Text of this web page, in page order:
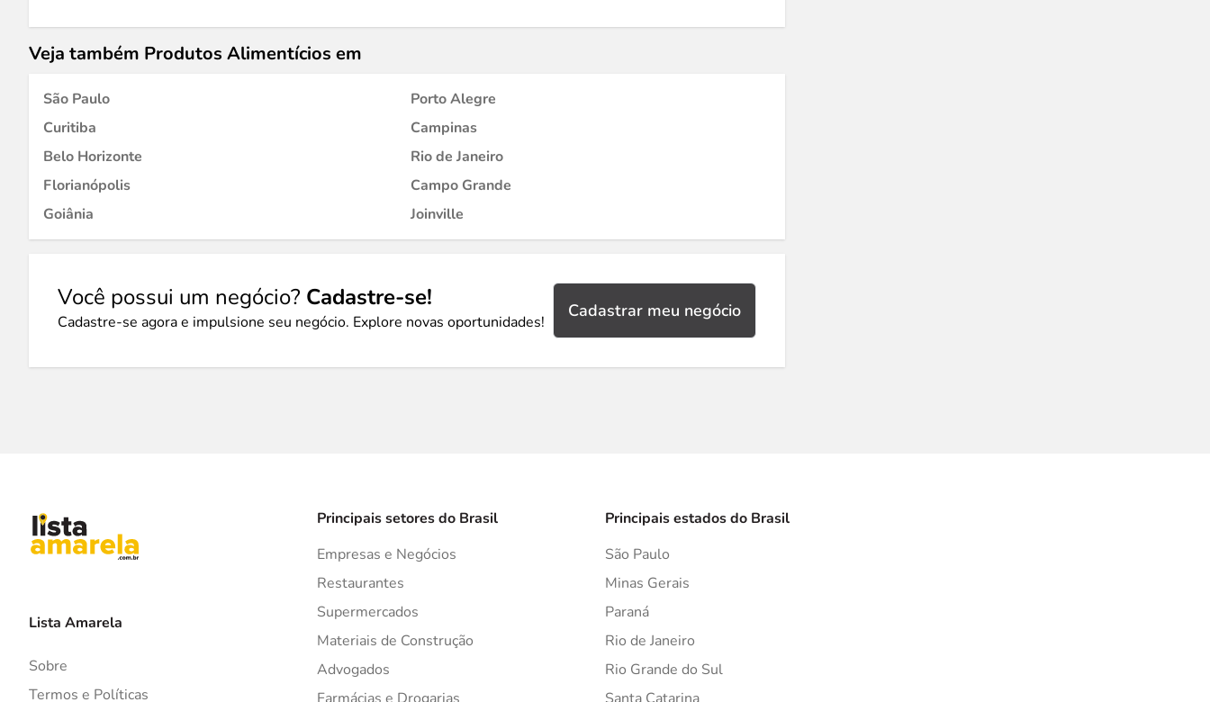
Veja também Produtos Alimentícios em
São Paulo
Porto Alegre
Curitiba
Campinas
Belo Horizonte
Rio de Janeiro
Florianópolis
Campo Grande
Goiânia
Joinville
Você possui um negócio? Cadastre-se!
Cadastre-se agora e impulsione seu negócio. Explore novas oportunidades!
Cadastrar meu negócio
Lista Amarela
Sobre
Termos e Políticas
Principais setores do Brasil
Empresas e Negócios
Restaurantes
Supermercados
Materiais de Construção
Advogados
Principais estados do Brasil
São Paulo
Minas Gerais
Paraná
Rio de Janeiro
Rio Grande do Sul